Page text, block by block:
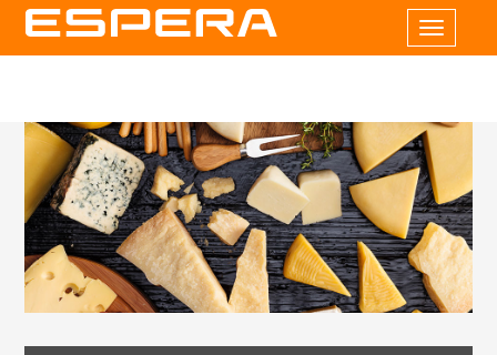
Toggle